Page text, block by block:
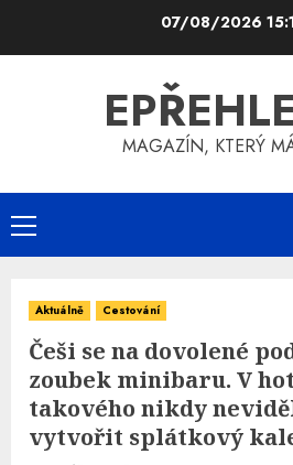
07/08/2026
MAGAZÍN, KTERÝ
Primary
Menu
Aktuálně Cestování
Češi se na dovolené
zoubek minibaru. V
takového nikdy
vytvořit splátkový